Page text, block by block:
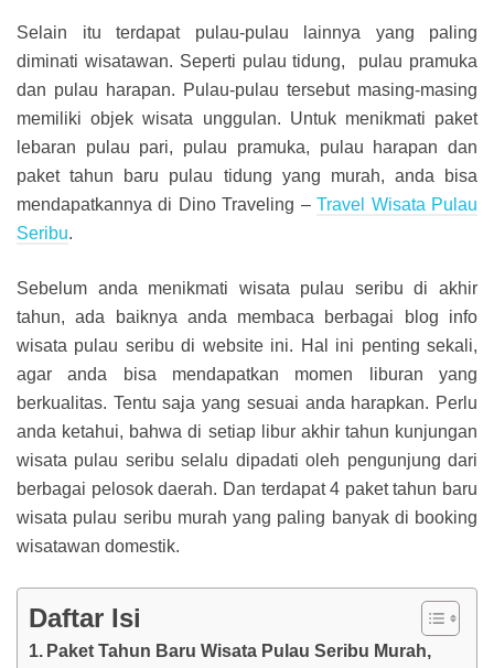
Selain itu terdapat pulau-pulau lainnya yang paling
diminati wisatawan. Seperti pulau tidung, pulau pramuka
dan pulau harapan. Pulau-pulau tersebut masing-masing
memiliki objek wisata unggulan. Untuk menikmati paket
lebaran pulau pari, pulau pramuka, pulau harapan dan
paket tahun baru pulau tidung yang murah, anda bisa
mendapatkannya di Dino Traveling –Travel Wisata Pulau
Seribu.
Sebelum anda menikmati wisata pulau seribu di akhir
tahun, ada baiknya anda membaca berbagai blog info
wisata pulau seribu di website ini. Hal ini penting sekali,
agar anda bisa mendapatkan momen liburan yang
berkualitas. Tentu saja yang sesuai anda harapkan. Perlu
anda ketahui, bahwa di setiap libur akhir tahun kunjungan
wisata pulau seribu selalu dipadati oleh pengunjung dari
berbagai pelosok daerah. Dan terdapat 4 paket tahun baru
wisata pulau seribu murah yang paling banyak di booking
wisatawan domestik.
Daftar Isi
Paket Tahun Baru Wisata Pulau Seribu Murah,